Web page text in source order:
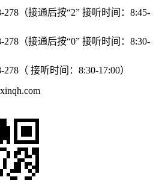
278（接通后按“2” 接听时间：8:45-
278（接通后按“0” 接听时间：8:30-
278（ 接听时间：8:30-17:00）